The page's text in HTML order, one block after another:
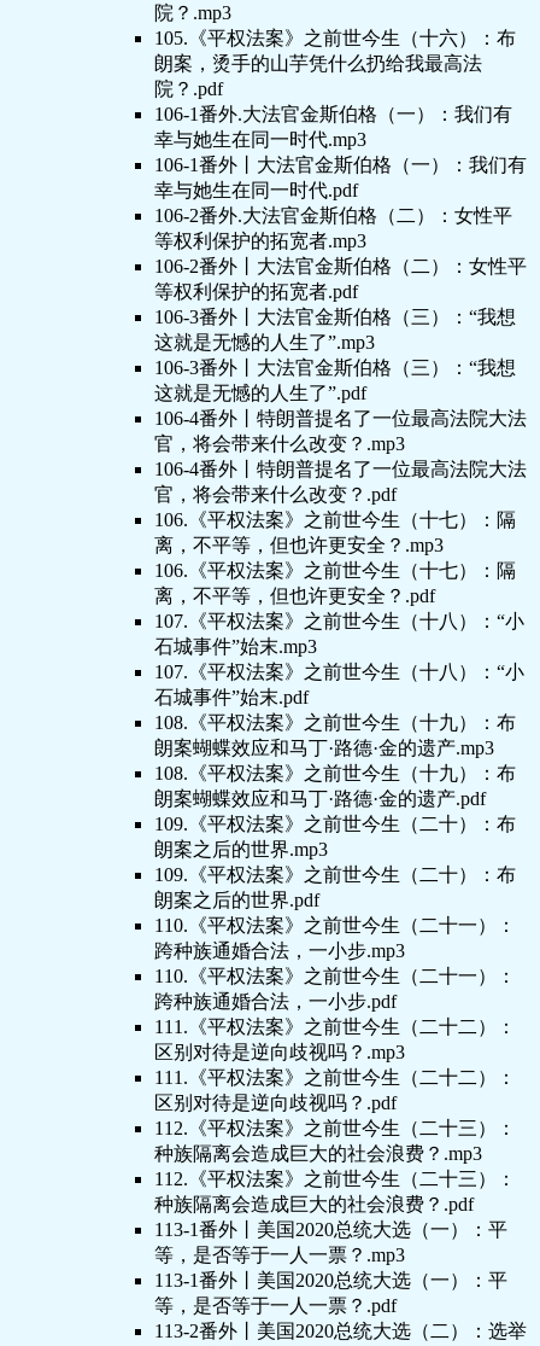
院？.mp3
105.《平权法案》之前世今生（十六）：布
朗案，烫手的山芋凭什么扔给我最高法
院？.pdf
106-1番外.大法官金斯伯格（一）：我们有
幸与她生在同一时代.mp3
106-1番外丨大法官金斯伯格（一）：我们有
幸与她生在同一时代.pdf
106-2番外.大法官金斯伯格（二）：女性平
等权利保护的拓宽者.mp3
106-2番外丨大法官金斯伯格（二）：女性平
等权利保护的拓宽者.pdf
106-3番外丨大法官金斯伯格（三）：“我想
这就是无憾的人生了”.mp3
106-3番外丨大法官金斯伯格（三）：“我想
这就是无憾的人生了”.pdf
106-4番外丨特朗普提名了一位最高法院大法
官，将会带来什么改变？.mp3
106-4番外丨特朗普提名了一位最高法院大法
官，将会带来什么改变？.pdf
106.《平权法案》之前世今生（十七）：隔
离，不平等，但也许更安全？.mp3
106.《平权法案》之前世今生（十七）：隔
离，不平等，但也许更安全？.pdf
107.《平权法案》之前世今生（十八）：“小
石城事件”始末.mp3
107.《平权法案》之前世今生（十八）：“小
石城事件”始末.pdf
108.《平权法案》之前世今生（十九）：布
朗案蝴蝶效应和马丁·路德·金的遗产.mp3
108.《平权法案》之前世今生（十九）：布
朗案蝴蝶效应和马丁·路德·金的遗产.pdf
109.《平权法案》之前世今生（二十）：布
朗案之后的世界.mp3
109.《平权法案》之前世今生（二十）：布
朗案之后的世界.pdf
110.《平权法案》之前世今生（二十一）：
跨种族通婚合法，一小步.mp3
110.《平权法案》之前世今生（二十一）：
跨种族通婚合法，一小步.pdf
111.《平权法案》之前世今生（二十二）：
区别对待是逆向歧视吗？.mp3
111.《平权法案》之前世今生（二十二）：
区别对待是逆向歧视吗？.pdf
112.《平权法案》之前世今生（二十三）：
种族隔离会造成巨大的社会浪费？.mp3
112.《平权法案》之前世今生（二十三）：
种族隔离会造成巨大的社会浪费？.pdf
113-1番外丨美国2020总统大选（一）：平
等，是否等于一人一票？.mp3
113-1番外丨美国2020总统大选（一）：平
等，是否等于一人一票？.pdf
113-2番外丨美国2020总统大选（二）：选举